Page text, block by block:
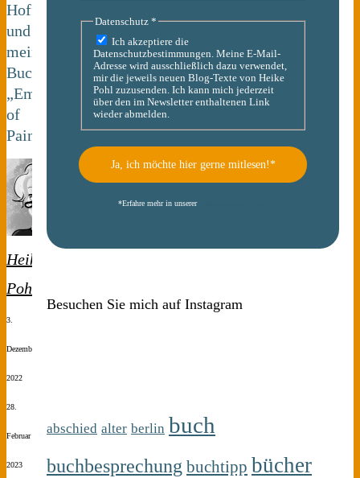
Hoffnungslosigkeit
und
mein
Buchtipp
„Empire
of
Pain“
Heike
Pohl
3.
Dezember
2022
28.
Februar
2023
Datenschutz *
Ich akzeptiere die
Datenschutzbestimmungen. Meine E-Mail-
Adresse wird ausschließlich dazu verwendet,
mir die jeweils neuen Blog-Texte von Heike
Pohl zuzusenden. Ich kann mich jederzeit
über den im Newsletter enthaltenen Link
wieder abmelden.
*Erfahre mehr in unserer
Besuchen Sie mich auf Instagram
abschied alter berlin buch
buchbesprechung buchtipp bücher